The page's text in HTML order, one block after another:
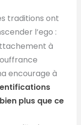
traditions ont
l’ego :
à
encourage à
plus que ce